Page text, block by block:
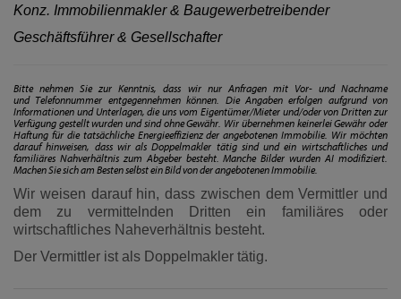
Konz. Immobilienmakler & Baugewerbetreibender
Geschäftsführer & Gesellschafter
Bitte nehmen Sie zur Kenntnis, dass wir nur Anfragen mit Vor- und Nachname
und Telefonnummer entgegennehmen können. Die Angaben erfolgen aufgrund von
Informationen und Unterlagen, die uns vom Eigentümer/Mieter und/oder von Dritten zur
Verfügung gestellt wurden und sind ohne Gewähr. Wir übernehmen keinerlei Gewähr oder
Haftung für die tatsächliche Energieeffizienz der angebotenen Immobilie. Wir möchten
darauf hinweisen, dass wir als Doppelmakler tätig sind und ein wirtschaftliches und
familiäres Nahverhältnis zum Abgeber besteht. Manche Bilder wurden AI modifiziert.
Machen Sie sich am Besten selbst ein Bild von der angebotenen Immobilie.
Wir weisen darauf hin, dass zwischen dem Vermittler und
dem zu vermittelnden Dritten ein familiäres oder
wirtschaftliches Naheverhältnis besteht.
Der Vermittler ist als Doppelmakler tätig.